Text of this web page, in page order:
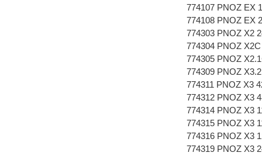
774107 PNOZ EX
774108 PNOZ EX
774303 PNOZ X2
774304 PNOZ
774305 PNOZ
774309 PNOZ
774311 PNOZ X3
774312 PNOZ X3
774314 PNOZ X3
774315 PNOZ X3
774316 PNOZ X3
774319 PNOZ X3